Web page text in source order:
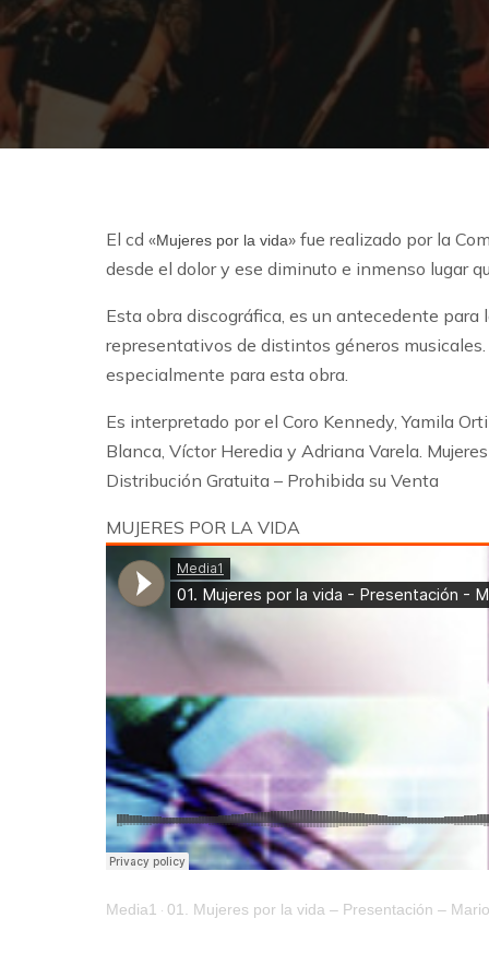
El cd «Mujeres por la vida» fue realizado por la
desde el dolor y ese diminuto e inmenso lugar
Esta obra discográfica, es un antecedente
representativos de distintos géneros
especialmente para esta obra.
Es interpretado por el Coro Kennedy, Yamila
Blanca, Víctor Heredia y Adriana Varela.
Distribución Gratuita – Prohibida su Venta
MUJERES POR LA VIDA
Media1 · 01. Mujeres por la vida – Presentación –